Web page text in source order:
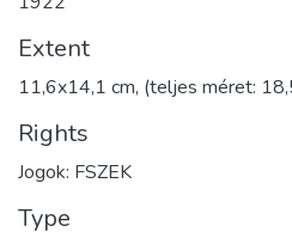
Extent
11,6x14,1 cm, (teljes méret:
Rights
Jogok: FSZEK
Type